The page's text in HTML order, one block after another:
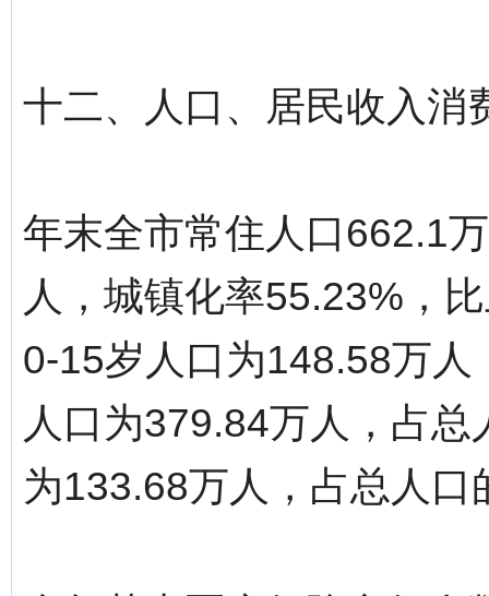
十二、人口、居民收入消
年末全市常住人口662.1
人，城镇化率55.23%，
0-15岁人口为148.58万
人口为379.84万人，占
为133.68万人，占总人口